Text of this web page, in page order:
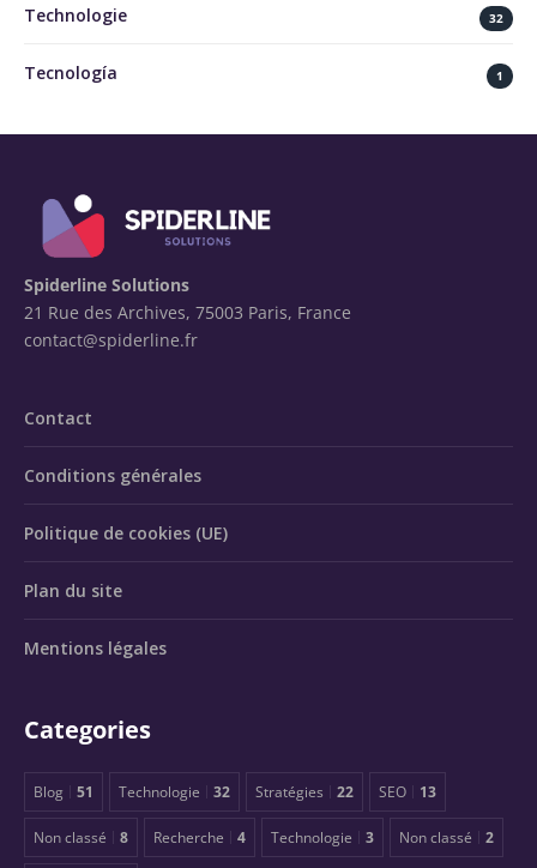
Technologie 32
Tecnología 1
Spiderline Solutions
21 Rue des Archives, 75003 Paris, France
contact@spiderline.fr
Contact
Conditions générales
Politique de cookies (UE)
Plan du site
Mentions légales
Categories
Blog 51 Technologie 32 Stratégies 22 SEO 13
Non classé 8 Recherche 4 Technologie 3 Non classé 2